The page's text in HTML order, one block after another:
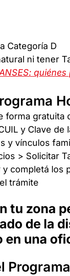
Categoría D
ni tener
forma gratuita
y Clave de
y vínculos
> Solicitar
completá los
trámite
tu zona
de la
una